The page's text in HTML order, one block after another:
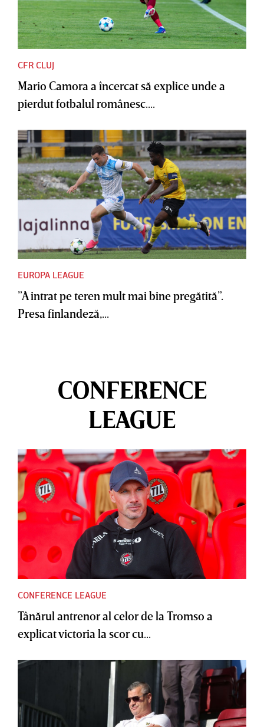
CFR CLUJ
Mario Camora a încercat să explice unde a
pierdut fotbalul românesc....
EUROPA LEAGUE
”A intrat pe teren mult mai bine pregătită”.
Presa finlandeză,...
CONFERENCE
LEAGUE
CONFERENCE LEAGUE
Tânărul antrenor al celor de la Tromso a
explicat victoria la scor cu...